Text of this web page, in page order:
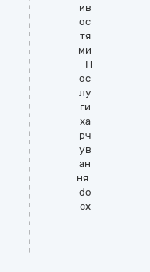
ив
ос
тя
ми
- П
ос
лу
ги
ха
рч
ув
ан
ня .
do
cx